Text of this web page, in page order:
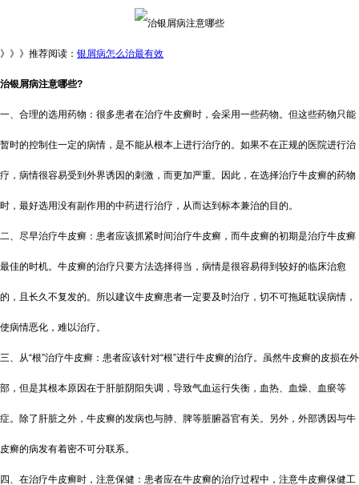
》》》推荐阅读： 银屑病怎么治最有效
治银屑病注意哪些?
一、合理的选用药物：很多患者在治疗牛皮癣时，会采用一些药物。但这些药物只能
暂时的控制住一定的病情，是不能从根本上进行治疗的。如果不在正规的医院进行治
疗，病情很容易受到外界诱因的刺激，而更加严重。因此，在选择治疗牛皮癣的药物
时，最好选用没有副作用的中药进行治疗，从而达到标本兼治的目的。
二、尽早治疗牛皮癣：患者应该抓紧时间治疗牛皮癣，而牛皮癣的初期是治疗牛皮癣
最佳的时机。牛皮癣的治疗只要方法选择得当，病情是很容易得到较好的临床治愈
的，且长久不复发的。所以建议牛皮癣患者一定要及时治疗，切不可拖延耽误病情，
使病情恶化，难以治疗。
三、从“根”治疗牛皮癣：患者应该针对“根”进行牛皮癣的治疗。虽然牛皮癣的皮损在外
部，但是其根本原因在于肝脏阴阳失调，导致气血运行失衡，血热、血燥、血瘀等
症。除了肝脏之外，牛皮癣的发病也与肺、脾等脏腑器官有关。另外，外部诱因与牛
皮癣的病发有着密不可分联系。
四、在治疗牛皮癣时，注意保健：患者应在牛皮癣的治疗过程中，注意牛皮癣保健工